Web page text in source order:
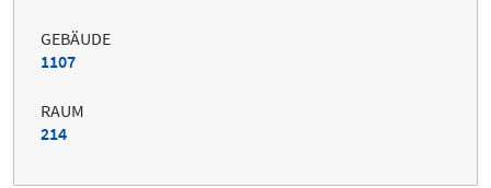
GEBÄUDE
1107
RAUM
214